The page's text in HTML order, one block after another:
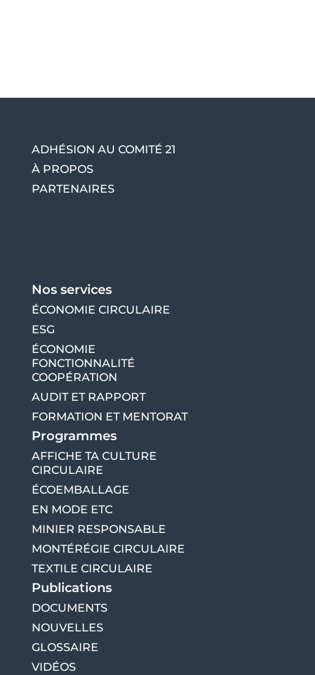
ADHÉSION AU COMITÉ 21
À PROPOS
PARTENAIRES
Nos services
ÉCONOMIE CIRCULAIRE
ESG
ÉCONOMIE
FONCTIONNALITÉ
COOPÉRATION
AUDIT ET RAPPORT
FORMATION ET MENTORAT
Programmes
AFFICHE TA CULTURE
CIRCULAIRE
ÉCOEMBALLAGE
EN MODE ETC
MINIER RESPONSABLE
MONTÉRÉGIE CIRCULAIRE
TEXTILE CIRCULAIRE
Publications
DOCUMENTS
NOUVELLES
GLOSSAIRE
VIDÉOS